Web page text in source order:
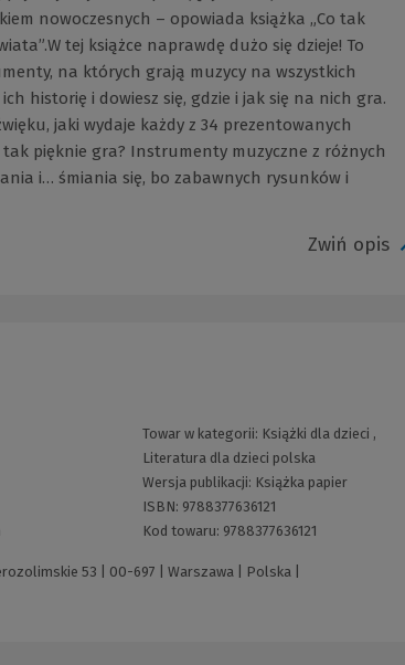
nowoczesnych – opowiada książka „Co tak
tej książce naprawdę dużo się dzieje! To
na których grają muzycy na wszystkich
historię i dowiesz się, gdzie i jak się na nich gra.
jaki wydaje każdy z 34 prezentowanych
tak pięknie gra? Instrumenty muzyczne z różnych
i… śmiania się, bo zabawnych rysunków i
Zwiń opis
Towar w kategorii: Książki dla dzieci ,
Literatura dla dzieci polska
Wersja publikacji: Książka papier
ISBN: 9788377636121
Kod towaru: 9788377636121
53 | 00-697 | Warszawa | Polska |